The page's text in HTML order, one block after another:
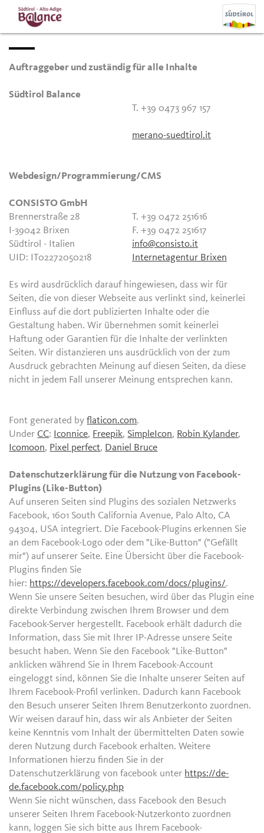
Auftraggeber und zuständig für alle Inhalte
Südtirol Balance
T. +39 0473 967 157
merano-suedtirol.it
Webdesign/Programmierung/CMS
CONSISTO GmbH
Brennerstraße 28
I-39042 Brixen
Südtirol - Italien
UID: IT02272050218
T. +39 0472 251616
F. +39 0472 251617
info@consisto.it
Internetagentur Brixen
Es wird ausdrücklich darauf hingewiesen, dass wir für
Seiten, die von dieser Webseite aus verlinkt sind, keinerlei
Einfluss auf die dort publizierten Inhalte oder die
Gestaltung haben. Wir übernehmen somit keinerlei
Haftung oder Garantien für die Inhalte der verlinkten
Seiten. Wir distanzieren uns ausdrücklich von der zum
Ausdruck gebrachten Meinung auf diesen Seiten, da diese
nicht in jedem Fall unserer Meinung entsprechen kann.
Font generated byflaticon.com.
Under CC: Iconnice, Freepik, SimpleIcon, Robin Kylander,
Icomoon, Pixel perfect, Daniel Bruce
Datenschutzerklärung für die Nutzung von Facebook-
Plugins (Like-Button)
Auf unseren Seiten sind Plugins des sozialen Netzwerks
Facebook, 1601 South California Avenue, Palo Alto, CA
94304, USA integriert. Die Facebook-Plugins erkennen Sie
an dem Facebook-Logo oder dem "Like-Button" ("Gefällt
mir") auf unserer Seite. Eine Übersicht über die Facebook-
Plugins finden Sie
hier: https://developers.facebook.com/docs/plugins/.
Wenn Sie unsere Seiten besuchen, wird über das Plugin eine
direkte Verbindung zwischen Ihrem Browser und dem
Facebook-Server hergestellt. Facebook erhält dadurch die
Information, dass Sie mit Ihrer IP-Adresse unsere Seite
besucht haben. Wenn Sie den Facebook "Like-Button"
anklicken während Sie in Ihrem Facebook-Account
eingeloggt sind, können Sie die Inhalte unserer Seiten auf
Ihrem Facebook-Profil verlinken. Dadurch kann Facebook
den Besuch unserer Seiten Ihrem Benutzerkonto zuordnen.
Wir weisen darauf hin, dass wir als Anbieter der Seiten
keine Kenntnis vom Inhalt der übermittelten Daten sowie
deren Nutzung durch Facebook erhalten. Weitere
Informationen hierzu finden Sie in der
Datenschutzerklärung von facebook unter https://de-
de.facebook.com/policy.php
Wenn Sie nicht wünschen, dass Facebook den Besuch
unserer Seiten Ihrem Facebook-Nutzerkonto zuordnen
kann, loggen Sie sich bitte aus Ihrem Facebook-